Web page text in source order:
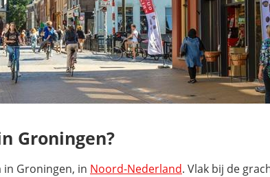
Groningen?
Groningen, in Noord-Nederland. Vlak bij de